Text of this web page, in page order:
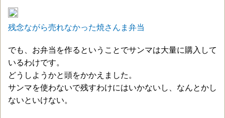
残念ながら売れなかった焼さんま弁当
でも、お弁当を作るということでサンマは大量に購入して
いるわけです。
どうしようかと頭をかかえました。
サンマを使わないで残すわけにはいかないし、なんとかし
ないといけない。